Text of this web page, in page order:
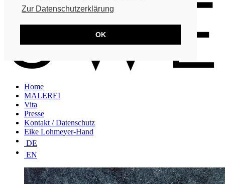
Zur Datenschutzerklärung
OK
Home
MALEREI
Vita
Presse
Kontakt / Datenschutz
Eike Lohmeyer-Hand
DE
EN